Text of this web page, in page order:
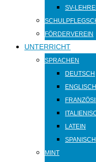
SV-
FÖRDERVEREIN
UNTERRICHT
SPRACHEN
DEUTSCH
ENGLISCH
LATEIN
SPANISCH
MINT